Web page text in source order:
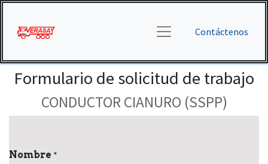
Contáctenos
Formulario de solicitud de trabajo
CONDUCTOR CIANURO (SSPP)
Nombre *